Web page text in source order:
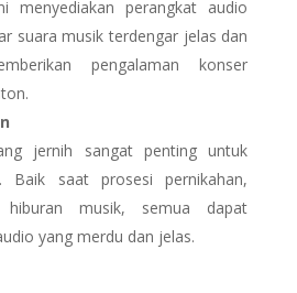
menyediakan perangkat audio
suara musik terdengar jelas dan
pengalaman konser
jernih sangat penting untuk
Baik saat prosesi pernikahan,
hiburan musik, semua dapat
yang merdu dan jelas.